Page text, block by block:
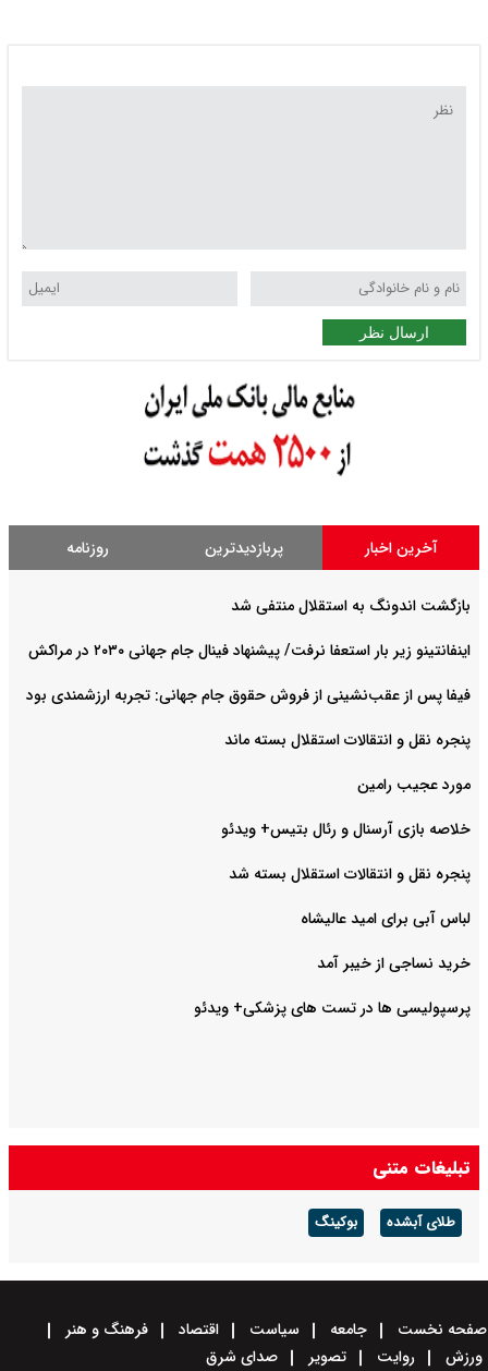
ارسال نظر
آخرین اخبار پربازدیدترین روزنامه
بازگشت اندونگ به استقلال منتفی شد
اینفانتینو زیر بار استعفا نرفت/ پیشنهاد فینال جام جهانی ۲۰۳۰ در مراکش
فیفا پس از عقب‌نشینی از فروش حقوق جام جهانی: تجربه ارزشمندی بود
پنجره نقل و انتقالات استقلال بسته ماند
مورد عجیب رامین
خلاصه بازی آرسنال و رئال بتیس+ ویدئو
پنجره نقل و انتقالات استقلال بسته شد
لباس آبی برای امید عالیشاه
خرید نساجی از خیبر آمد
پرسپولیسی ها در تست های پزشکی+ ویدئو
تبلیغات متنی
طلای آبشده بوکینگ
صفحه نخست جامعه سیاست اقتصاد
فرهنگ و هنر
ورزش
روایت تصویر صدای شرق